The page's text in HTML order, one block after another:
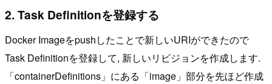
2. Task Definitionを登録する
Docker Imageをpushしたことで新しいURIができたので
Task Definitionを登録して, 新しいリビジョンを作成します.
「containerDefinitions」にある「image」部分を先ほど作成